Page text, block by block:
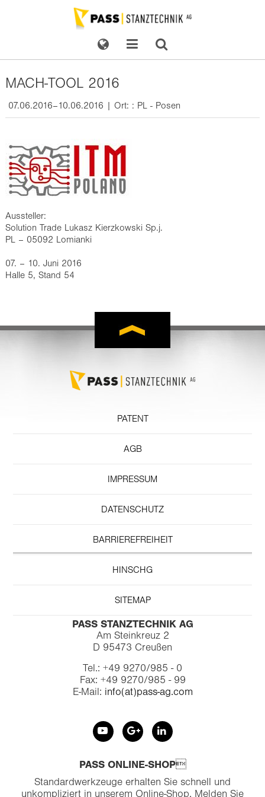
MACH-TOOL 2016
07.06.2016–10.06.2016 | Ort: : PL - Posen
Aussteller:
Solution Trade Lukasz Kierzkowski Sp.j.
PL – 05092 Lomianki
07. – 10. Juni 2016
Halle 5, Stand 54
PATENT
AGB
IMPRESSUM
DATENSCHUTZ
BARRIEREFREIHEIT
HINSCHG
SITEMAP
PASS STANZTECHNIK AG
Am Steinkreuz 2
D 95473 Creußen
Tel.: +49 9270/985 - 0
Fax: +49 9270/985 - 99
E-Mail: info(at)pass-ag.com
PASS ONLINE-SHOP
Standardwerkzeuge erhalten Sie schnell und
unkompliziert in unserem Online-Shop. Melden Sie